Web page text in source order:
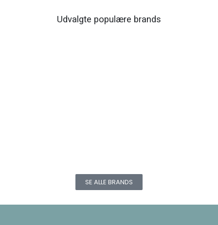
Udvalgte populære brands
SE ALLE BRANDS